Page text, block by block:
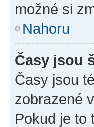
možné si
Nahoru
Časy jsou
Časy jsou
zobrazené
Pokud je to